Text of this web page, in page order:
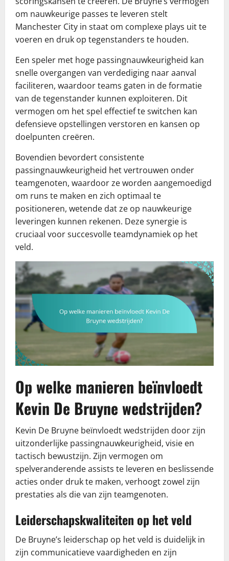
om nauwkeurige passes te leveren stelt
Manchester City in staat om complexe plays uit te
voeren en druk op tegenstanders te houden.
Een speler met hoge passingnauwkeurigheid kan
snelle overgangen van verdediging naar aanval
faciliteren, waardoor teams gaten in de formatie
van de tegenstander kunnen exploiteren. Dit
vermogen om het spel effectief te switchen kan
defensieve opstellingen verstoren en kansen op
doelpunten creëren.
Bovendien bevordert consistente
passingnauwkeurigheid het vertrouwen onder
teamgenoten, waardoor ze worden aangemoedigd
om runs te maken en zich optimaal te
positioneren, wetende dat ze op nauwkeurige
leveringen kunnen rekenen. Deze synergie is
cruciaal voor succesvolle teamdynamiek op het
veld.
Op welke manieren beïnvloedt
Kevin De Bruyne wedstrijden?
Kevin De Bruyne beïnvloedt wedstrijden door zijn
uitzonderlijke passingnauwkeurigheid, visie en
tactisch bewustzijn. Zijn vermogen om
spelveranderende assists te leveren en beslissende
acties onder druk te maken, verhoogt zowel zijn
prestaties als die van zijn teamgenoten.
Leiderschapskwaliteiten op het veld
De Bruyne’s leiderschap op het veld is duidelijk in
zijn communicatieve vaardigheden en zijn